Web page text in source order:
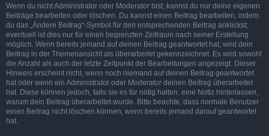
Wenn du nicht Administrator oder Moderator bist, kannst du nur deine eigenen
Beiträge bearbeiten oder löschen. Du kannst einen Beitrag bearbeiten, indem
du das „Ändere Beitrag“-Symbol für den entsprechenden Beitrag anklickst;
eventuell ist dies nur für einen begrenzten Zeitraum nach seiner Erstellung
möglich. Wenn bereits jemand auf deinen Beitrag geantwortet hat, wird dein
Beitrag in der Themenansicht als überarbeitet gekennzeichnet. Es wird sowohl
die Anzahl als auch der letzte Zeitpunkt der Bearbeitungen angezeigt. Dieser
Hinweis erscheint nicht, wenn noch niemand auf deinen Beitrag geantwortet
hat oder wenn ein Administrator oder Moderator deinen Beitrag überarbeitet
hat. Diese können jedoch, falls sie es für nötig halten, eine Notiz hinterlassen,
warum dein Beitrag überarbeitet wurde. Bitte beachte, dass normale Benutzer
einen Beitrag nicht löschen können, wenn bereits jemand darauf geantwortet
hat.